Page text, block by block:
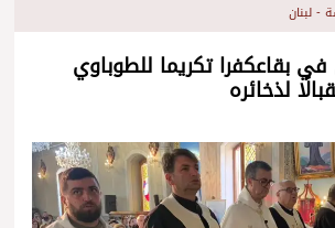
- لبنان
بقاعكفرا تكريما للطوباوي
لذخائره